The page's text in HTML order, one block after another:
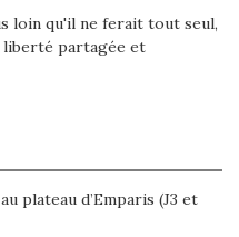
loin qu'il ne ferait tout seul,
liberté partagée et
plateau d’Emparis (J3 et